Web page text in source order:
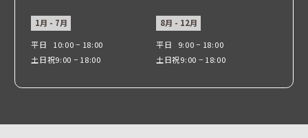
1月 - 7月
平日
10:00 − 18:00
土日祝9:00 − 18:00
8月 - 12月
平日
9:00 − 18:00
土日祝9:00 − 18:00